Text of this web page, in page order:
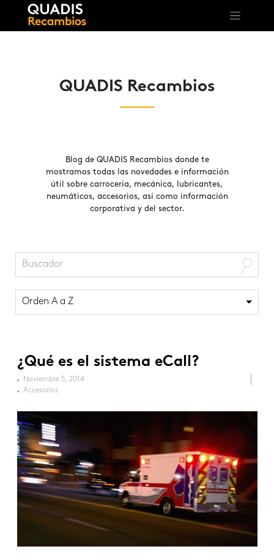
QUADIS Recambios
Blog de QUADIS Recambios donde te
mostramos todas las novedades e información
útil sobre carrocería, mecánica, lubricantes,
neumáticos, accesorios, así como información
corporativa y del sector.
Orden A a Z
¿Qué es el sistema eCall?
Noviembre 5, 2014
Accesorios